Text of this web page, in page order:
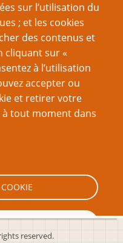
sur l’utilisation du
; et les cookies
des contenus et
cliquant sur «
à l’utilisation
accepter ou
et retirer votre
à tout moment dans
LNS
à trois volets !
: éléments
partie
reserved.